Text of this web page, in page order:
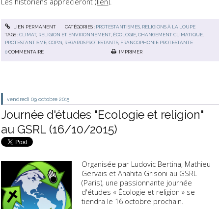
LIEN PERMANENT CATÉGORIES : PROTESTANTISMES, RELIGIONS À LA LOUPE
TAGS :CLIMAT, RELIGION ET ENVIRONNEMENT, ÉCOLOGIE,CHANGEMENT CLIMATIQUE,
PROTESTANTISME,COP21, REGARDSPROTESTANTS, FRANCOPHONIE PROTESTANTE
0COMMENTAIRE IMPRIMER
vendredi 09 octobre 2015
Journée d'études "Ecologie et religion"
au GSRL (16/10/2015)
Organisée par Ludovic Bertina, Mathieu
Gervais et Anahita Grisoni au GSRL
(Paris), une passionnante journée
d'études « Écologie et religion » se
tiendra le 16 octobre prochain.